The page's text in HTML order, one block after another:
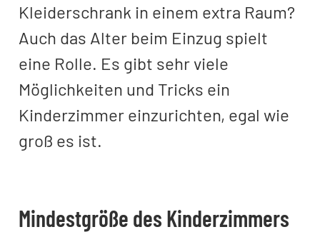
Kleiderschrank in einem extra Raum?
Auch das Alter beim Einzug spielt
eine Rolle. Es gibt sehr viele
Möglichkeiten und Tricks ein
Kinderzimmer einzurichten, egal wie
groß es ist.
Mindestgröße des Kinderzimmers